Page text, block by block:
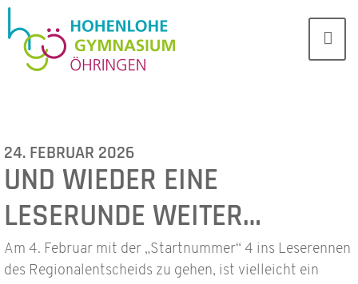
24. FEBRUAR 2026
UND WIEDER EINE
LESERUNDE WEITER…
Am 4. Februar mit der „Startnummer“ 4 ins Leserennen
des Regionalentscheids zu gehen, ist vielleicht ein